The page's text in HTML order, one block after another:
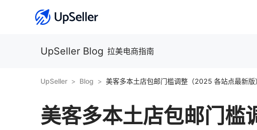
UpSeller Blog 拉美电商指南
UpSeller Blog 美客多本土店包邮门槛调整（2025 各站点最新版
美客多本土店包邮门